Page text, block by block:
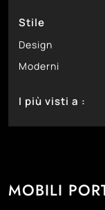
In Legno
In Melaminico
Stile
Design
Moderni
I più visti a :
Bassano Del
Montebelluna
MOBILI